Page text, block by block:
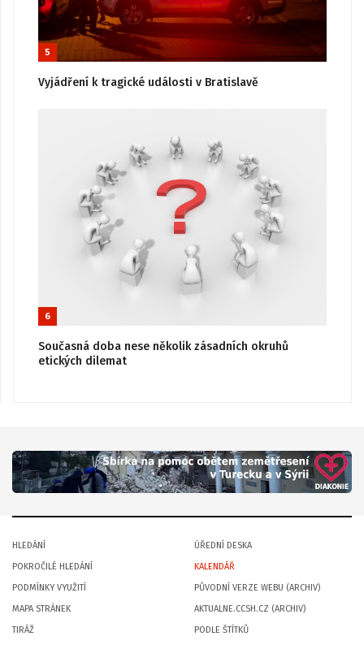
5
Vyjádření k tragické události v Bratislavě
6
Současná doba nese několik zásadních okruhů
etických dilemat
HLEDÁNÍ
POKROČILÉ HLEDÁNÍ
PODMÍNKY VYUŽITÍ
MAPA STRÁNEK
TIRÁŽ
ÚŘEDNÍ DESKA
KALENDÁŘ
PŮVODNÍ VERZE WEBU (ARCHIV)
AKTUALNE.CCSH.CZ (ARCHIV)
PODLE ŠTÍTKŮ